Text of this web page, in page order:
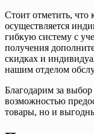
Стоит отметить, что
осуществляется
гибкую систему с
получения
скидках и
нашим отделом
Благодарим за
возможностью
товары, но и